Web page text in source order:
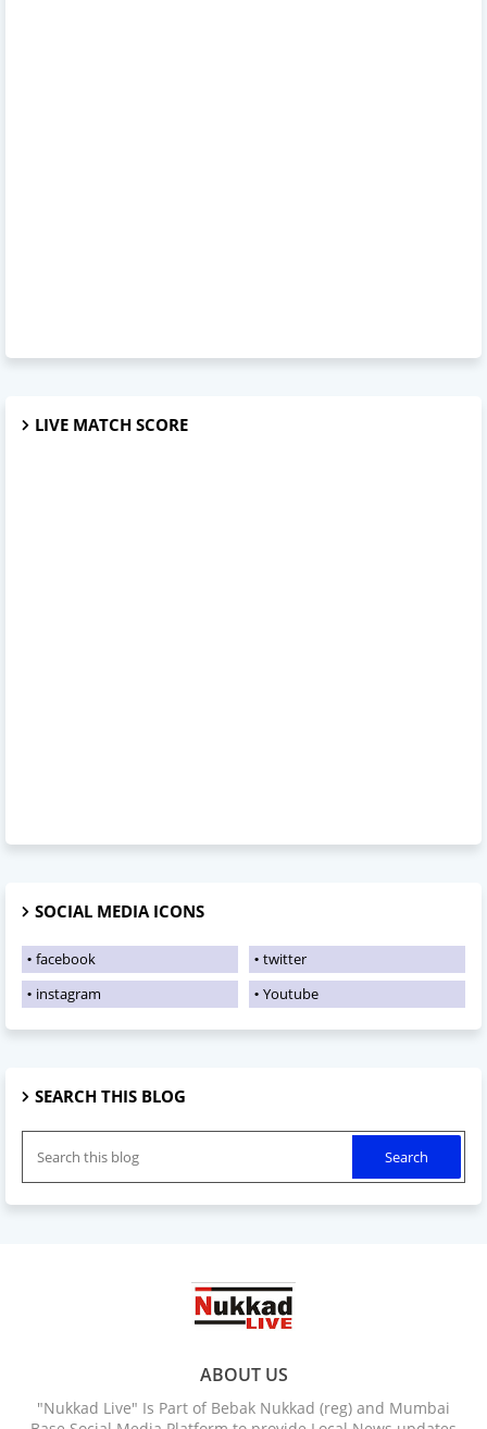
LIVE MATCH SCORE
SOCIAL MEDIA ICONS
facebook
twitter
instagram
Youtube
SEARCH THIS BLOG
ABOUT US
"Nukkad Live" Is Part of Bebak Nukkad (reg) and Mumbai